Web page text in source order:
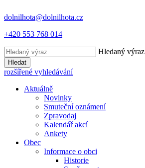
dolnilhota@dolnilhota.cz
+420 553 768 014
Hledaný výraz
Hledat
rozšířené vyhledávání
Aktuálně
Novinky
Smuteční oznámení
Zpravodaj
Kalendář akcí
Ankety
Obec
Informace o obci
Historie